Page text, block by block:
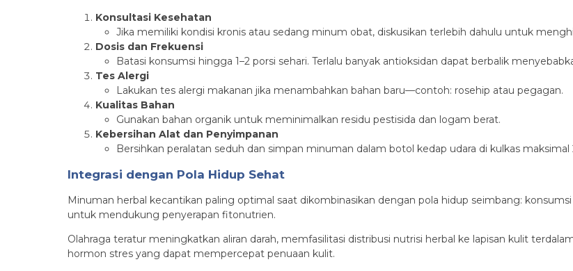
Konsultasi Kesehatan
Jika memiliki kondisi kronis atau sedang minum obat, diskusikan terlebih dahulu untuk
Dosis dan Frekuensi
Batasi konsumsi hingga 1–2 porsi sehari. Terlalu banyak antioksidan dapat berbalik
Tes Alergi
Lakukan tes alergi makanan jika menambahkan bahan baru—contoh: rosehip atau pegagan.
Kualitas Bahan
Gunakan bahan organik untuk meminimalkan residu pestisida dan logam berat.
Kebersihan Alat dan Penyimpanan
Bersihkan peralatan seduh dan simpan minuman dalam botol kedap udara di kulkas maksimal
Integrasi dengan Pola Hidup Sehat
Minuman herbal kecantikan paling optimal saat dikombinasikan dengan pola hidup seimbang:
untuk mendukung penyerapan fitonutrien.
Olahraga teratur meningkatkan aliran darah, memfasilitasi distribusi nutrisi herbal ke lapisan kulit
hormon stres yang dapat mempercepat penuaan kulit.